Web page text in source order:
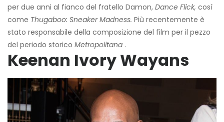
per due anni al fianco del fratello Damon, Dance Flick, così
come Thugaboo: Sneaker Madness. Più recentemente è
stato responsabile della composizione del film per il pezzo
del periodo storico Metropolitana .
Keenan Ivory Wayans